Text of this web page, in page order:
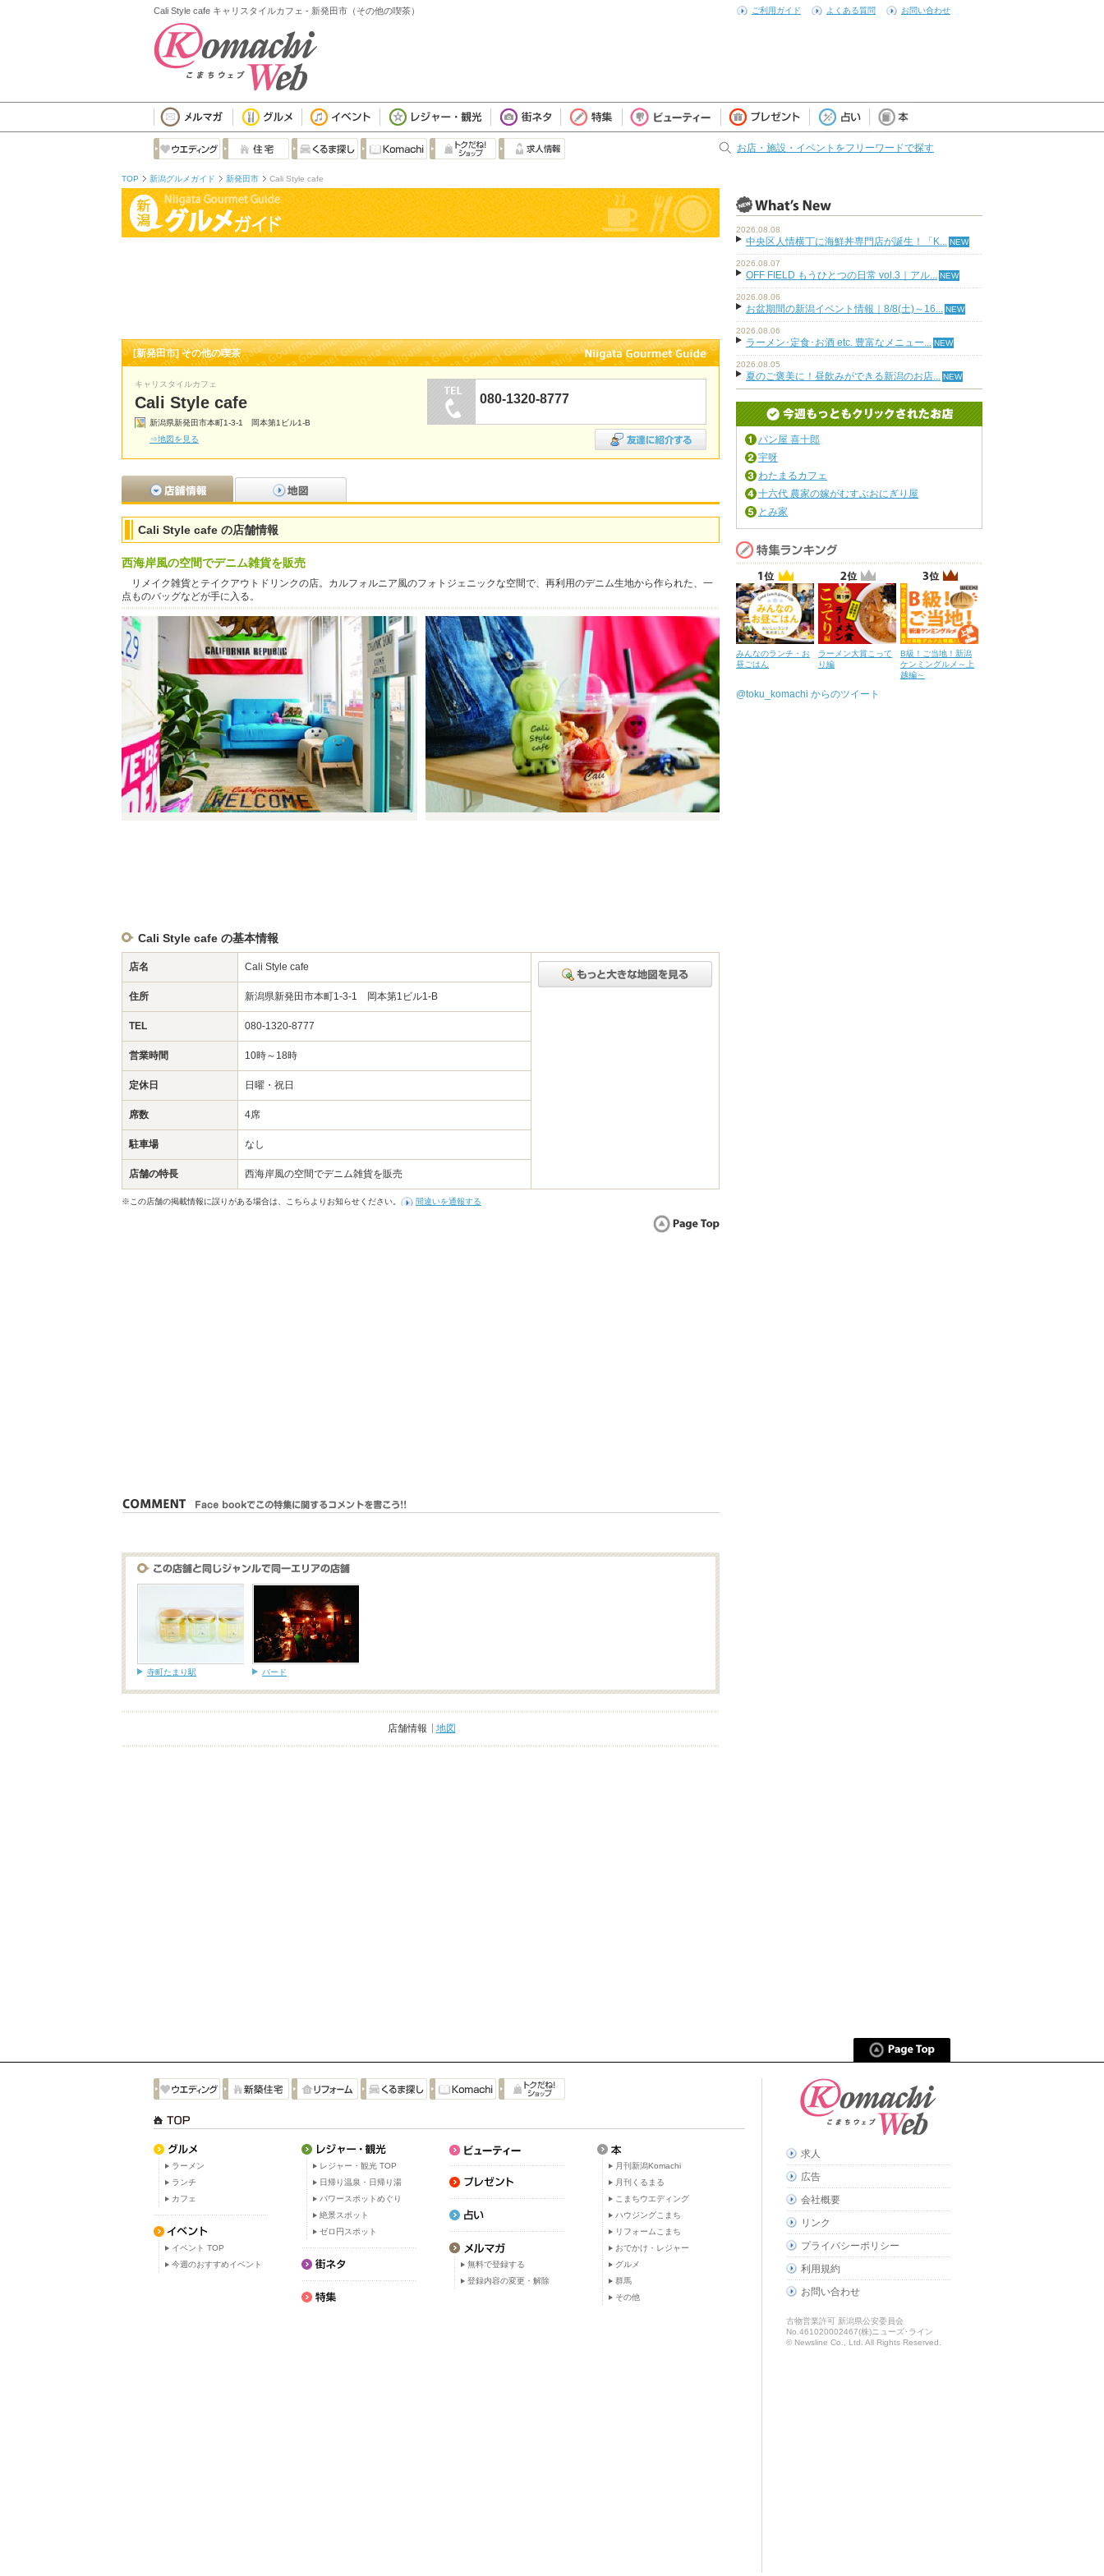
Cali Style cafe キャリスタイルカフェ - 新発田市（その他の喫茶） ご利用ガイド よくある質問 お問い合わせ
お店・施設・イベントをフリーワードで探す
TOP 新潟グルメガイド 新発田市 Cali Style cafe
[新発田市] その他の喫茶
キャリスタイルカフェ
Cali Style cafe
新潟県新発田市本町1-3-1 岡本第1ビル1-B
⇒地図を見る
080-1320-8777
Cali Style cafe の店舗情報
西海岸風の空間でデニム雑貨を販売
リメイク雑貨とテイクアウトドリンクの店。カルフォルニア風のフォトジェニックな空間で、再利用のデニム生地から作られた、一
点ものバッグなどが手に入る。
Cali Style cafe の基本情報
店名 Cali Style cafe
住所 新潟県新発田市本町1-3-1 岡本第1ビル1-B
TEL 080-1320-8777
営業時間 10時～18時
定休日 日曜・祝日
席数 4席
駐車場 なし
店舗の特長 西海岸風の空間でデニム雑貨を販売
※この店舗の掲載情報に誤りがある場合は、こちらよりお知らせください。 間違いを通報する
寺町たまり駅 バード
店舗情報 地図
2026.08.08
中央区人情横丁に海鮮丼専門店が誕生！「K...
2026.08.07
OFF FIELD もうひとつの日常 vol.3｜アル...
2026.08.06
お盆期間の新潟イベント情報｜8/8(土)～16...
2026.08.06
ラーメン･定食･お酒 etc. 豊富なメニュー...
2026.08.05
夏のご褒美に！昼飲みができる新潟のお店...
パン屋 喜十郎
宇呀
わたまるカフェ
十六代 農家の嫁がむすぶおにぎり屋
とみ家
みんなのランチ・お
昼ごはん
ラーメン大賞こって
り編
B級！ご当地！新潟
ケンミングルメ～上
越編～
@toku_komachi からのツイート
ラーメン
ランチ
カフェ
イベント TOP
今週のおすすめイベント
レジャー・観光 TOP
日帰り温泉・日帰り湯
パワースポットめぐり
絶景スポット
ゼロ円スポット
無料で登録する
登録内容の変更・解除
月刊新潟Komachi
月刊くるまる
こまちウエディング
ハウジングこまち
リフォームこまち
おでかけ・レジャー
グルメ
群馬
その他
求人
広告
会社概要
リンク
プライバシーポリシー
利用規約
お問い合わせ
古物営業許可 新潟県公安委員会
No.461020002467(株)ニューズ･ライン
© Newsline Co., Ltd. All Rights Reserved.